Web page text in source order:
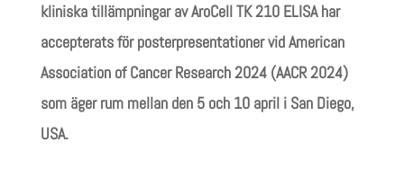
kliniska tillämpningar av AroCell TK 210 ELISA har
accepterats för posterpresentationer vid American
Association of Cancer Research 2024 (AACR 2024)
som äger rum mellan den 5 och 10 april i San Diego,
USA.